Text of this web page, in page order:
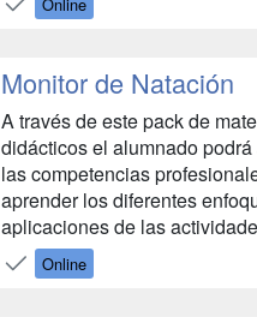
través de este pack de
conocimientos necesarios para
desarrollar sus co...
Monitor de Natación
A través de este pack de
didácticos el alumnado
las competencias
aprender los diferentes
aplicaciones de las
acuáticas, saber y poner en
algunas consideraciones
Online